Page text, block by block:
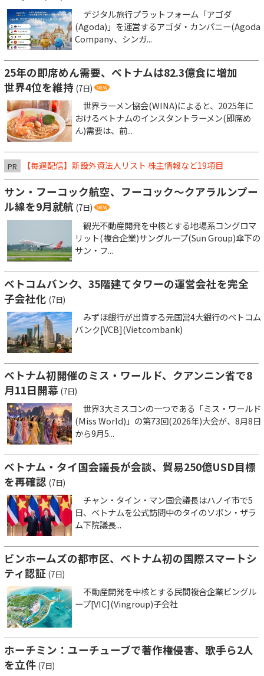
デジタル旅行プラットフォーム「アゴダ
(Agoda)」を運営するアゴダ・カンパニー(Agoda
Company、シンガ...
25年の即席めん需要、ベトナムは82.3億食に増加
世界4位を維持 (7日)
世界ラーメン協会(WINA)によると、2025年に
おけるベトナムのインスタントラーメン(即席め
ん)需要は、前...
PR 【毎週配信】新設外資法人リスト 株主情報など19項目
サン・フーコック航空、フーコック～クアラルンプー
ル線を9月就航 (7日)
観光不動産開発を中核とする地場系コングロマ
リット(複合企業)サングループ(Sun Group)傘下の
サン・フ...
ベトコムバンク、35階建てタワーの運営会社を完全
子会社化 (7日)
みずほ銀行が出資する元国営4大銀行のベトコム
バンク[VCB](Vietcombank)
ベトナム初開催のミス・ワールド、クアンニン省で8
月11日開幕 (7日)
世界3大ミスコンの一つである「ミス・ワールド
(Miss World)」の第73回(2026年)大会が、8月8日
から9月5...
ベトナム・タイ国会議長が会談、貿易250億USD目標
を再確認 (7日)
チャン・タイン・マン国会議長はハノイ市で5
日、ベトナムを公式訪問中のタイのソポン・ザラ
ム下院議長...
ビンホームズの都市区、ベトナム初の国際スマートシ
ティ認証 (7日)
不動産開発を中核とする民間複合企業ビングル
ープ[VIC](Vingroup)子会社
ホーチミン：ユーチューブで著作権侵害、歌手ら2人
を立件 (7日)